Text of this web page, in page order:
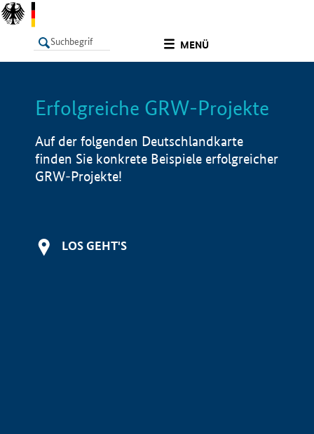
MENÜ
LISTE Info
Erfolgreiche GRW-Projekte
Auf der folgenden Deutschlandkarte
finden Sie konkrete Beispiele erfolgreicher
GRW-Projekte!
LOS GEHT'S